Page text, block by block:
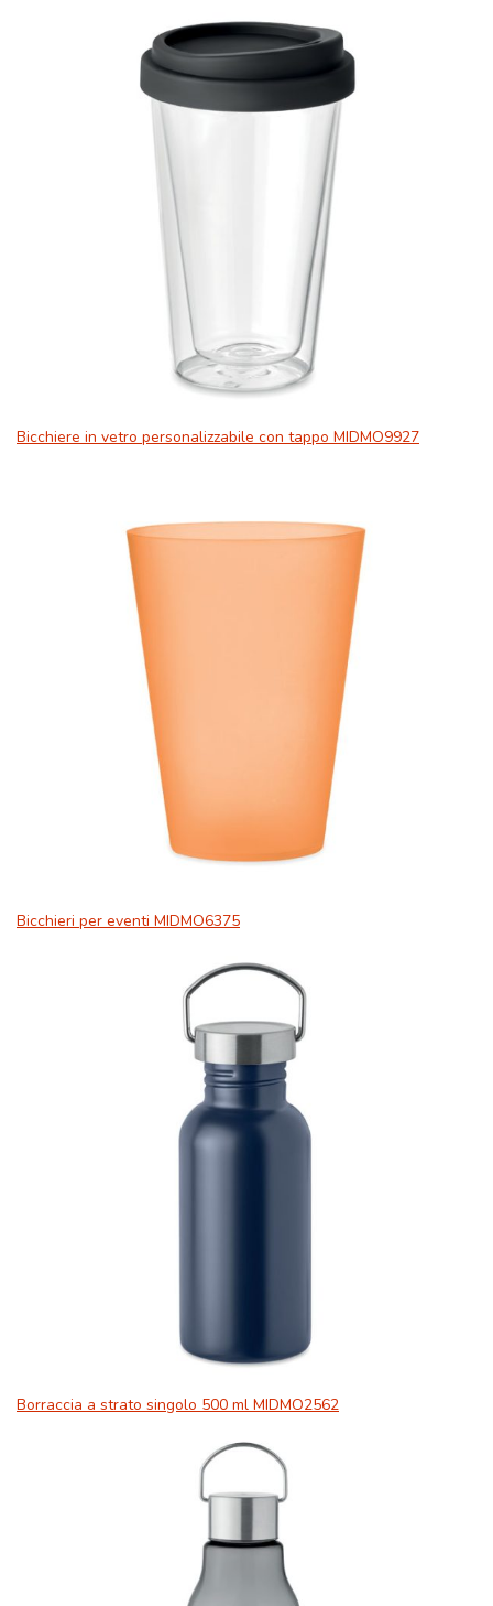
Bicchiere in vetro personalizzabile con tappo MIDMO9927
Bicchieri per eventi MIDMO6375
Borraccia a strato singolo 500 ml MIDMO2562